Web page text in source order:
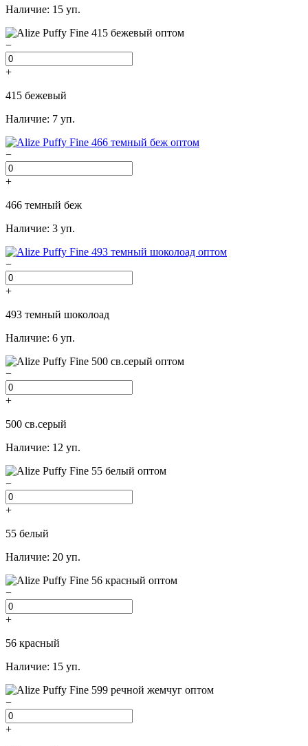
Наличие: 15 уп.
−
+
415 бежевый
Наличие: 7 уп.
−
+
466 темный беж
Наличие: 3 уп.
−
+
493 темный шоколоад
Наличие: 6 уп.
−
+
500 св.серый
Наличие: 12 уп.
−
+
55 белый
Наличие: 20 уп.
−
+
56 красный
Наличие: 15 уп.
−
+